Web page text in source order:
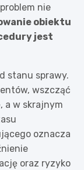
nie
obiektu
jest
stanu sprawy.
wszcząć
a w skrajnym
oznacza
oraz ryzyko